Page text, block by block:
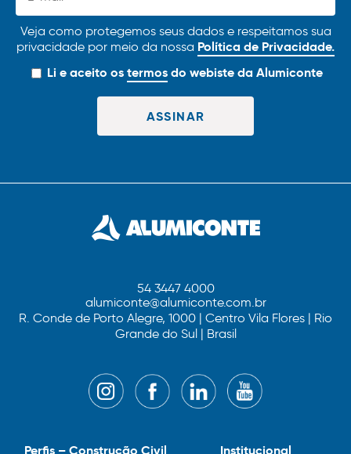
Veja como protegemos seus dados e respeitamos sua
privacidade por meio da nossa Política de Privacidade.
Li e aceito ostermosdo webiste da Alumiconte
54 3447 4000
alumiconte@alumiconte.com.br
R. Conde de Porto Alegre, 1000 | Centro Vila Flores | Rio
Grande do Sul | Brasil
Institucional
Perfis – Construção Civil